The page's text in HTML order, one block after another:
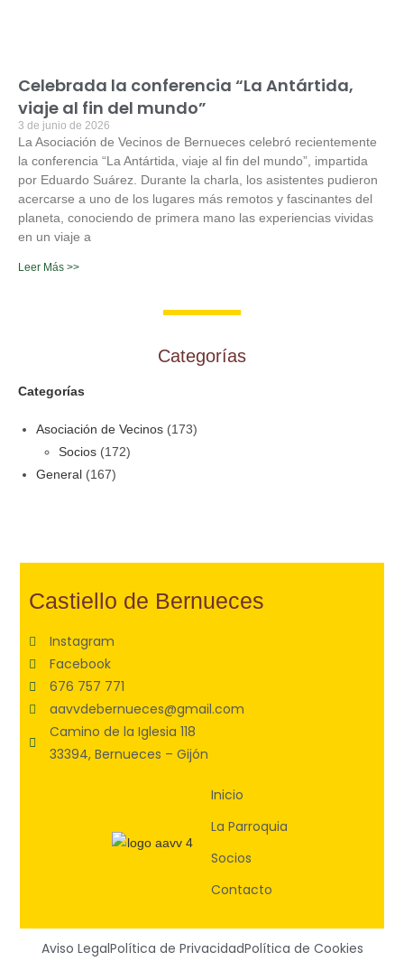
Celebrada la conferencia “La Antártida,
viaje al fin del mundo”
3 de junio de 2026
La Asociación de Vecinos de Bernueces celebró recientemente
la conferencia “La Antártida, viaje al fin del mundo”, impartida
por Eduardo Suárez. Durante la charla, los asistentes pudieron
acercarse a uno de los lugares más remotos y fascinantes del
planeta, conociendo de primera mano las experiencias vividas
en un viaje a
Leer Más >>
Categorías
Categorías
Asociación de Vecinos (173)
Socios (172)
General (167)
Castiello de Bernueces
Instagram
Facebook
676 757 771
aavvdebernueces@gmail.com
Camino de la Iglesia 118
33394, Bernueces – Gijón
Inicio
La Parroquia
Socios
Contacto
Aviso LegalPolítica de PrivacidadPolítica de Cookies